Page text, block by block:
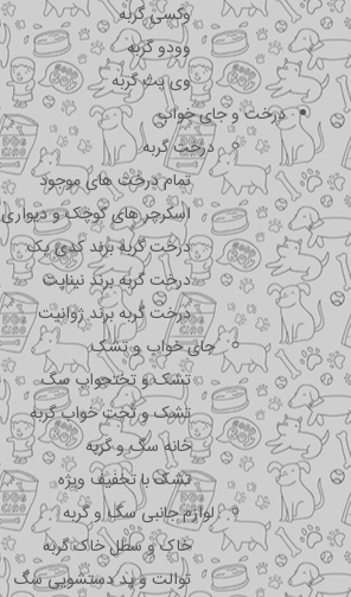
وکسی گربه
وودو گربه
وی پت گربه
درخت و جای خواب
درخت گربه
تمام درخت های موجود
اسکرچر های کوچک و دیواری
درخت گربه برند کدی پک
درخت گربه برند نیناپت
درخت گربه برند ژوانیت
جای خواب و تشک
تشک و تختحواب سگ
تشک و تخت خواب گربه
خانه سگ و گربه
تشک با تخفیف ویژه
لوازم جانبی سگ و گربه
خاک و سطل خاک گربه
توالت و پد دستشویی سگ